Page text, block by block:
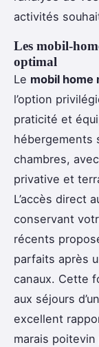
activités
Les mobil-
optimal
Le mobil home
l’option
praticité et
hébergements
chambres,
privative et
L’accès direct
conservant
récents
parfaits après
canaux. Cette
aux séjours
excellent
marais